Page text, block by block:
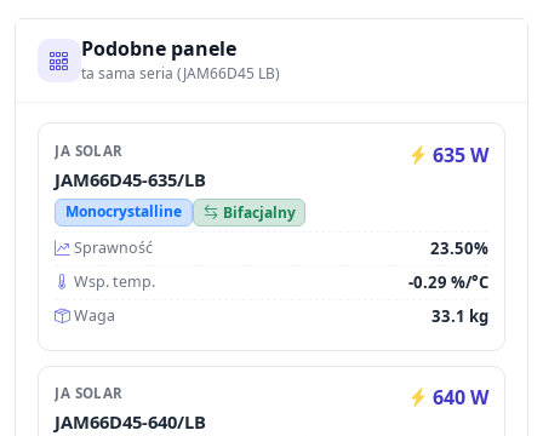
Podobne panele
ta sama seria (JAM66D45 LB)
JA SOLAR 635 W
JAM66D45-635/LB
Monocrystalline
Bifacjalny
Sprawność
23.50%
Wsp. temp. -0.29 %/°C
Waga 33.1 kg
JA SOLAR 640 W
JAM66D45-640/LB